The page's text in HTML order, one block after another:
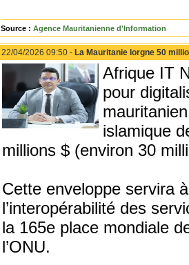
Source : Agence Mauritanienne d'Information
22/04/2026 09:50 - La Mauritanie lorgne 50
Afrique IT
pour
islamique
millions $ (environ 30
Cette enveloppe servira
l’interopérabilité des
la 165e place mondiale
l’ONU.